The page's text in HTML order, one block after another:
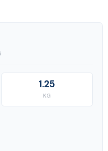
1.25
KG